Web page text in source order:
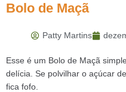
Bolo de Maçã
Patty Martins
Esse é um Bolo de Maçã
delícia. Se polvilhar o açúcar
fica fofo.